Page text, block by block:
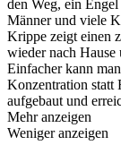
den Weg, ein
Männer und viele
Krippe zeigt einen
wieder nach Hause
Einfacher kann
Konzentration statt
aufgebaut und
Mehr anzeigen
Weniger anzeigen